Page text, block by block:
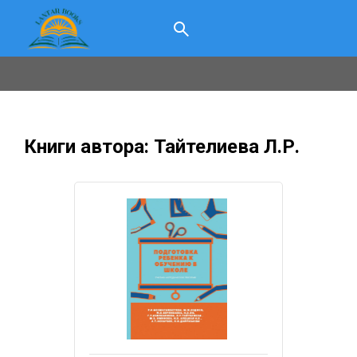
Книги автора: Тайтелиева Л.Р.